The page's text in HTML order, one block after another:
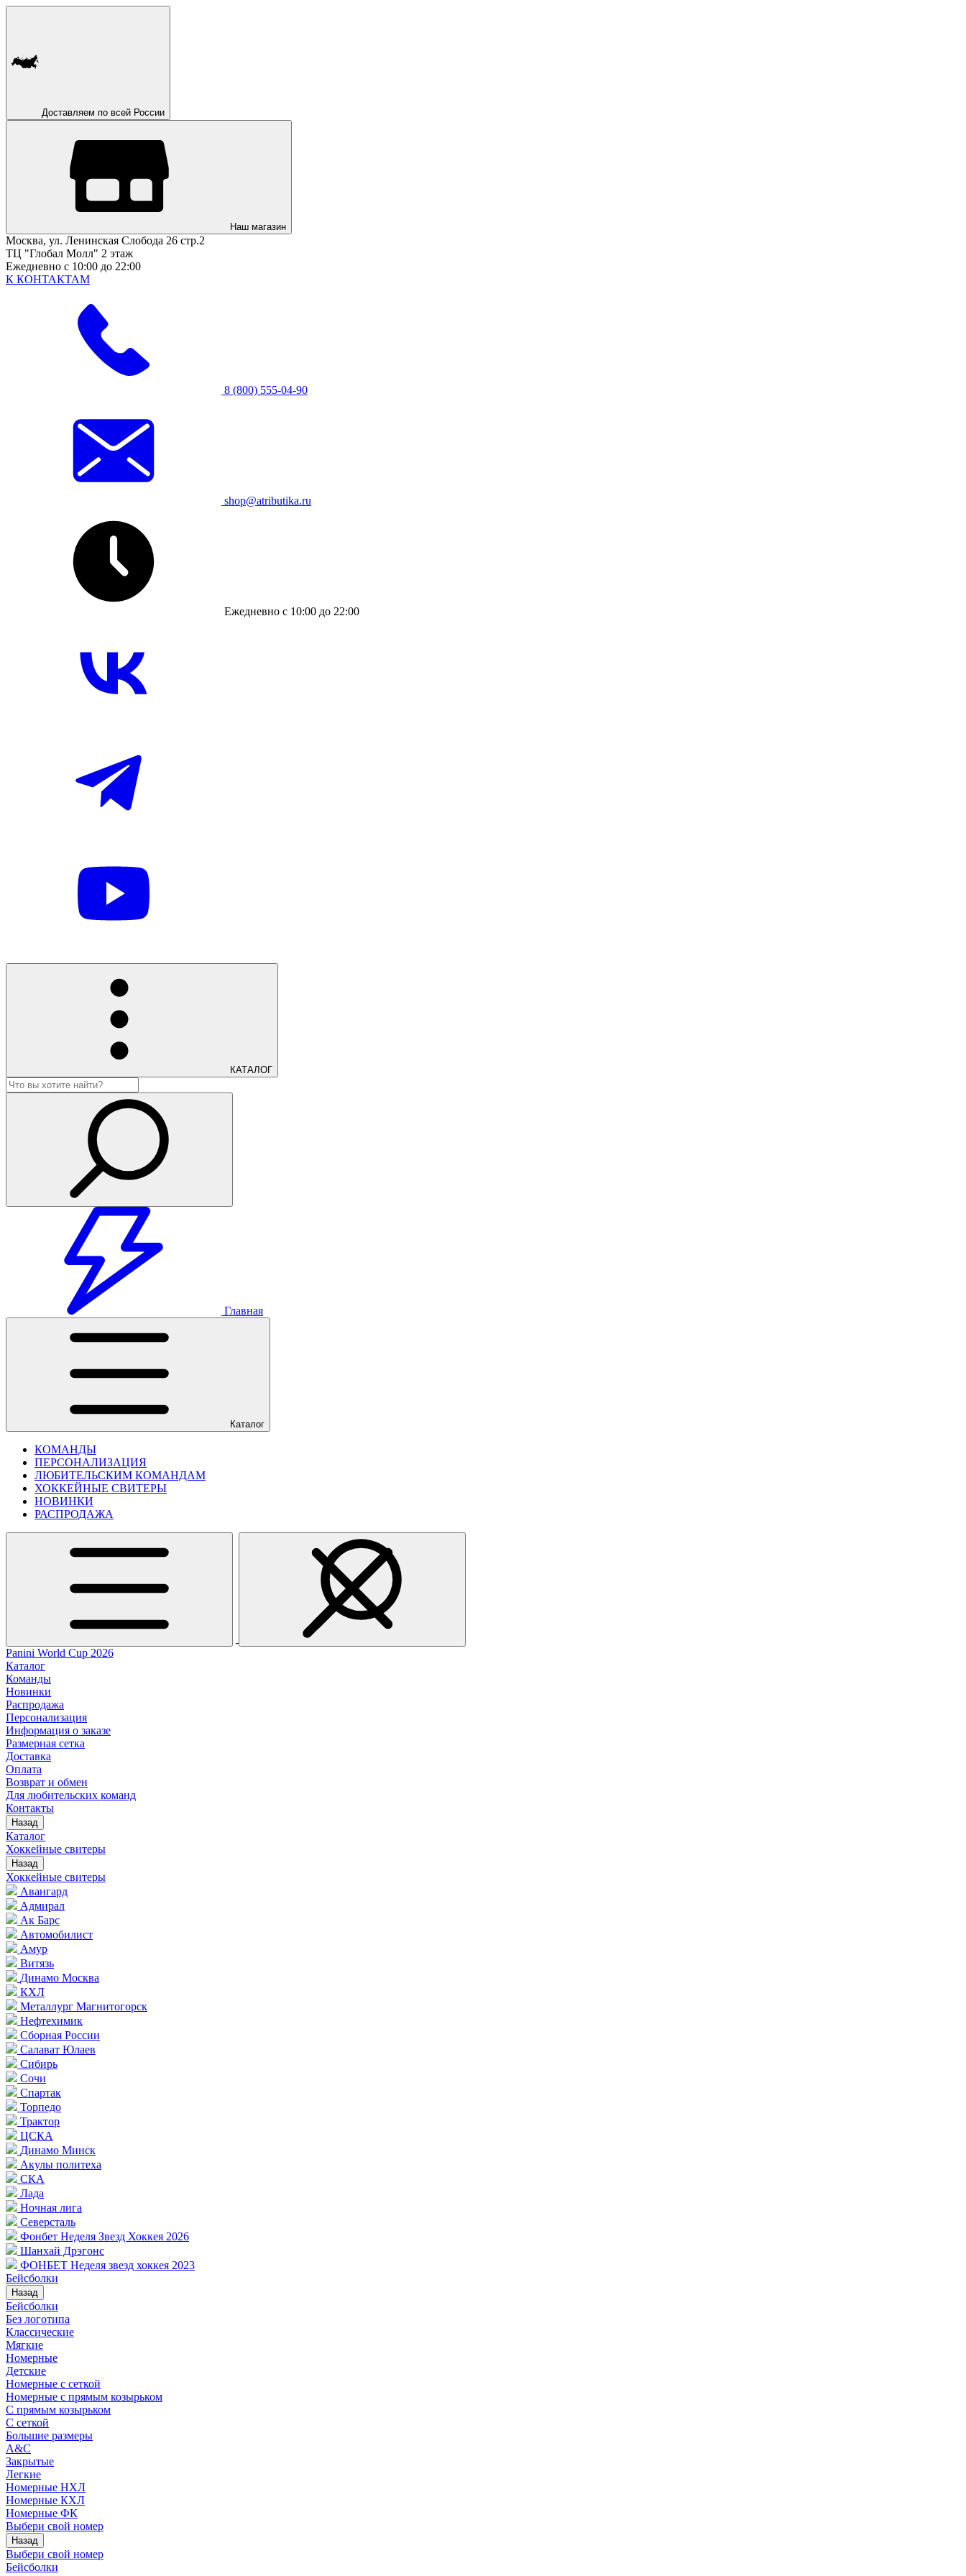
Доставляем по всей России
Наш магазин
Москва, ул. Ленинская Слобода 26 стр.2
ТЦ "Глобал Молл" 2 этаж
Ежедневно с 10:00 до 22:00
К КОНТАКТАМ
8 (800) 555-04-90
shop@atributika.ru
Ежедневно с 10:00 до 22:00
КАТАЛОГ
Главная
Каталог
КОМАНДЫ
ПЕРСОНАЛИЗАЦИЯ
ЛЮБИТЕЛЬСКИМ КОМАНДАМ
ХОККЕЙНЫЕ СВИТЕРЫ
НОВИНКИ
РАСПРОДАЖА
Panini World Cup 2026
Каталог
Команды
Новинки
Распродажа
Персонализация
Информация о заказе
Размерная сетка
Доставка
Оплата
Возврат и обмен
Для любительских команд
Контакты
Назад
Каталог
Хоккейные свитеры
Назад
Хоккейные свитеры
Авангард
Адмирал
Ак Барс
Автомобилист
Амур
Витязь
Динамо Москва
КХЛ
Металлург Магнитогорск
Нефтехимик
Сборная России
Салават Юлаев
Сибирь
Сочи
Спартак
Торпедо
Трактор
ЦСКА
Динамо Минск
Акулы политеха
СКА
Лада
Ночная лига
Северсталь
Фонбет Неделя Звезд Хоккея 2026
Шанхай Дрэгонс
ФОНБЕТ Неделя звезд хоккея 2023
Бейсболки
Назад
Бейсболки
Без логотипа
Классические
Мягкие
Номерные
Детские
Номерные с сеткой
Номерные с прямым козырьком
С прямым козырьком
С сеткой
Большие размеры
A&C
Закрытые
Легкие
Номерные НХЛ
Номерные КХЛ
Номерные ФК
Выбери свой номер
Назад
Выбери свой номер
Бейсболки